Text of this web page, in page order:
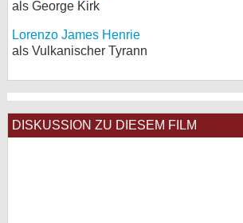
als George Kirk
Lorenzo James Henrie
als Vulkanischer Tyrann
DISKUSSION ZU DIESEM FILM